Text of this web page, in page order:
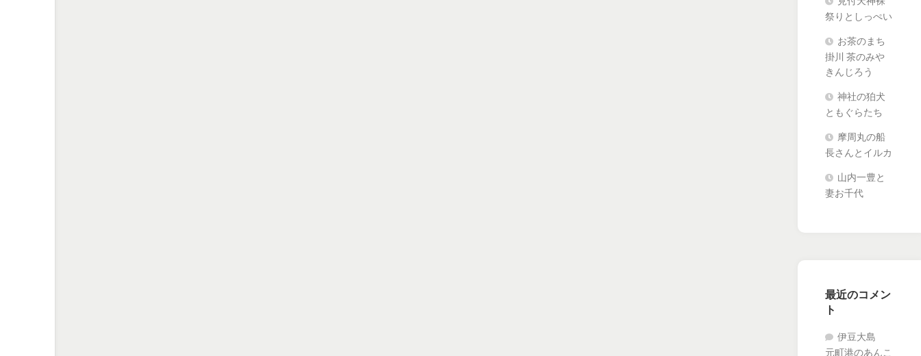
祭りとしっぺい
お茶のまち
掛川 茶のみや
きんじろう
神社の狛犬
ともぐらたち
摩周丸の船
長さんとイルカ
山内一豊と
妻お千代
最近のコメン
ト
伊豆大島
元町港のあんこ